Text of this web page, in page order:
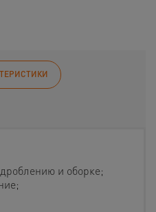
и оборке;